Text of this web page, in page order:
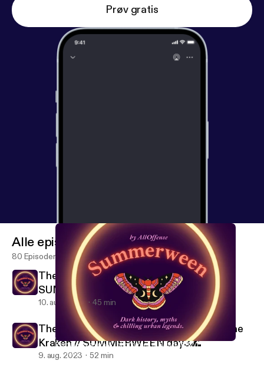
Prøv gratis
Female hysteria & lobotomies // SUMMERWEEN day 1🎃
All Offense.
Alle episoder
80 Episoder
The dark history of Witchcraft //
SUMMERWEEN day 4🔮
10. aug. 2023 45 min
The dark history of sirens, ghostships & the
Kraken // SUMMERWEEN day3🌊
9. aug. 2023 52 min